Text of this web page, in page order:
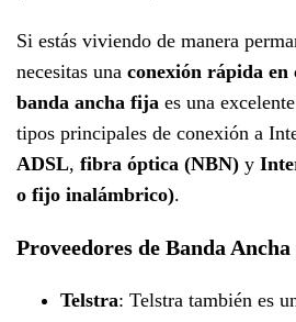
Si estás viviendo de manera
necesitas una conexión rápida en
banda ancha fija es una
tipos principales de conexión a
ADSL, fibra óptica (NBN) y
o fijo inalámbrico).
Proveedores de Banda
Telstra: Telstra también es